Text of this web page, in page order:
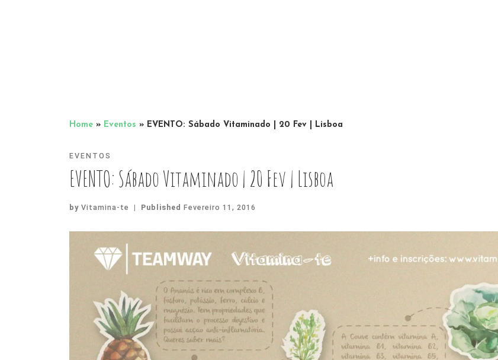
Home » Eventos » EVENTO: Sábado Vitaminado | 20 Fev | Lisboa
EVENTOS
EVENTO: Sábado Vitaminado | 20 Fev | Lisboa
by Vitamina-te | Published Fevereiro 11, 2016